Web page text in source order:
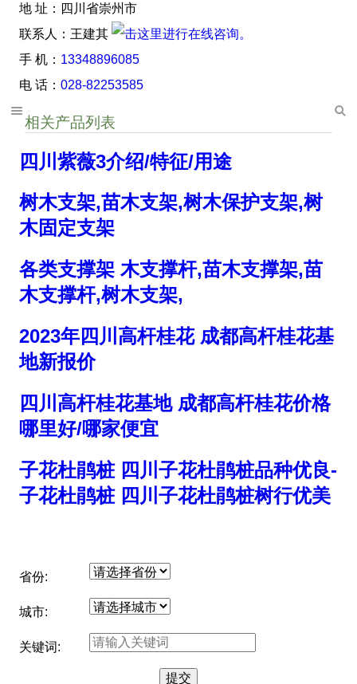
地 址：四川省崇州市
联系人：王建其
手 机： 13348896085
电 话： 028-82253585
相关产品列表
四川紫薇3介绍/特征/用途
树木支架,苗木支架,树木保护支架,树
木固定支架
各类支撑架 木支撑杆,苗木支撑架,苗
木支撑杆,树木支架,
2023年四川高杆桂花 成都高杆桂花基
地新报价
四川高杆桂花基地 成都高杆桂花价格
哪里好/哪家便宜
子花杜鹃桩 四川子花杜鹃桩品种优良-
子花杜鹃桩 四川子花杜鹃桩树行优美
省份:
城市:
关键词: